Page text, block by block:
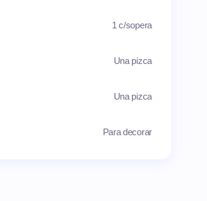
1 c/sopera
Una pizca
Una pizca
Para decorar